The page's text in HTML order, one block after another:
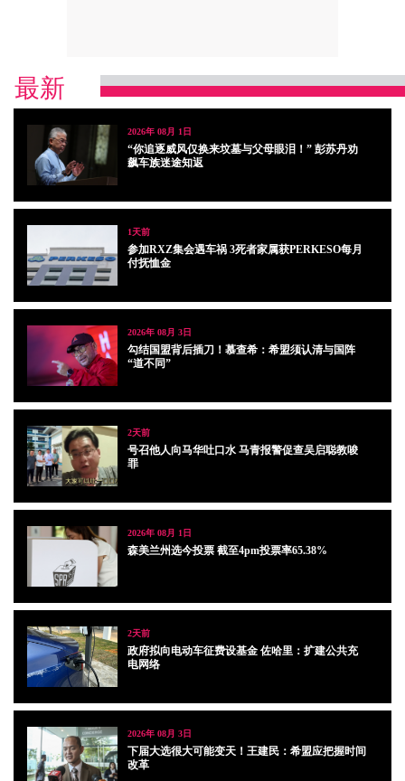
最新
2026年 08月 1日
“你追逐威风仅换来坟墓与父母眼泪！” 彭苏丹劝
飙车族迷途知返
1天前
参加RXZ集会遇车祸 3死者家属获PERKESO每月
付抚恤金
2026年 08月 3日
勾结国盟背后插刀！慕查希：希盟须认清与国阵
“道不同”
2天前
号召他人向马华吐口水 马青报警促查吴启聪教唆
罪
2026年 08月 1日
森美兰州选今投票 截至4pm投票率65.38%
2天前
政府拟向电动车征费设基金 佐哈里：扩建公共充
电网络
2026年 08月 3日
下届大选很大可能变天！王建民：希盟应把握时间
改革